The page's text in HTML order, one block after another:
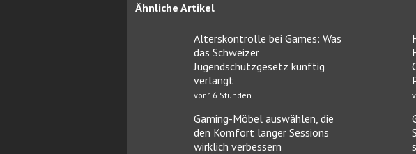
Ähnliche Artikel
Alterskontrolle bei Games: Was
das Schweizer
Jugendschutzgesetz künftig
verlangt
vor 16 Stunden
Gaming-Möbel auswählen, die
den Komfort langer Sessions
wirklich verbessern